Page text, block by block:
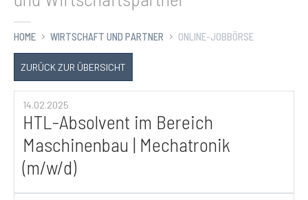
HOME WIRTSCHAFT UND PARTNER ONLINE-JOBBÖRSE
ZURÜCK ZUR ÜBERSICHT
14.02.2025
HTL-Absolvent im Bereich
Maschinenbau | Mechatronik
(m/w/d)